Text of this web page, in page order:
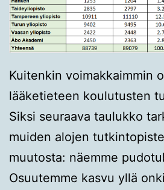
Kuitenkin voimakkaimmin
lääketieteen koulutusten
Siksi seuraava taulukko
muiden alojen
muutosta: näemme
Osuutemme kasvu yllä